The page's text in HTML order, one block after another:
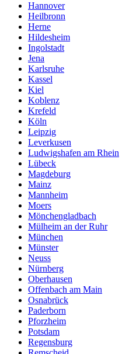
Hannover
Heilbronn
Herne
Hildesheim
Ingolstadt
Jena
Karlsruhe
Kassel
Kiel
Koblenz
Krefeld
Köln
Leipzig
Leverkusen
Ludwigshafen am Rhein
Lübeck
Magdeburg
Mainz
Mannheim
Moers
Mönchengladbach
Mülheim an der Ruhr
München
Münster
Neuss
Nürnberg
Oberhausen
Offenbach am Main
Osnabrück
Paderborn
Pforzheim
Potsdam
Regensburg